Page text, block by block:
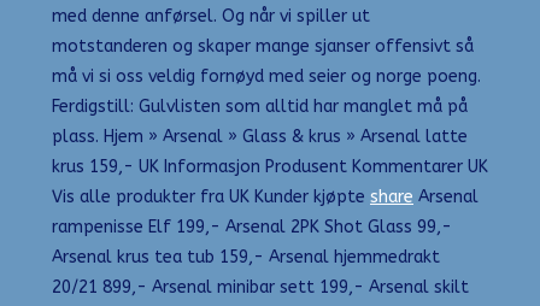
med denne anførsel. Og når vi spiller ut
motstanderen og skaper mange sjanser offensivt så
må vi si oss veldig fornøyd med seier og norge poeng.
Ferdigstill: Gulvlisten som alltid har manglet må på
plass. Hjem » Arsenal » Glass & krus » Arsenal latte
krus 159,- UK Informasjon Produsent Kommentarer UK
Vis alle produkter fra UK Kunder kjøpte share Arsenal
rampenisse Elf 199,- Arsenal 2PK Shot Glass 99,-
Arsenal krus tea tub 159,- Arsenal hjemmedrakt
20/21 899,- Arsenal minibar sett 199,- Arsenal skilt